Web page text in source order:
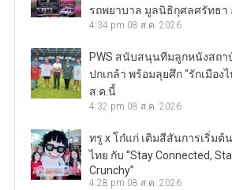
รถพยาบาล มูลนิธิกุศลศรัทธา
4:34 pm 08 ส.ค. 2026
PWS สนับสนุนทีมลูกหนังสถา
ปกเกล้า พร้อมลุยศึก “รักเมืองไ
ส.ค.นี้
4:32 pm 08 ส.ค. 2026
ทรู x โก๋แก่ เติมสีสันการเริ่มต้
ไทย กับ “Stay Connected,
Crunchy”
4:28 pm 08 ส.ค. 2026